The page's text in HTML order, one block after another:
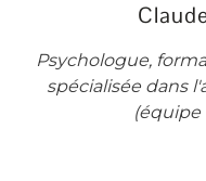
Psychologue,
spécialisée dans
(équipe